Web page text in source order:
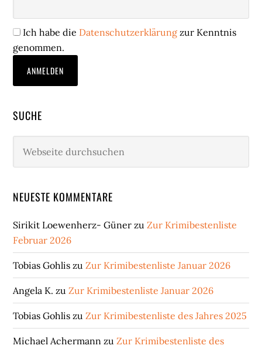
Ich habe die Datenschutzerklärung zur Kenntnis
genommen.
SUCHE
durchsuchen
NEUESTE KOMMENTARE
Sirikit Loewenherz- Güner zuZur Krimibestenliste
Februar 2026
Tobias Gohlis zuZur Krimibestenliste Januar 2026
Angela K. zuZur Krimibestenliste Januar 2026
Tobias Gohlis zuZur Krimibestenliste des Jahres 2025
Michael Achermann zuZur Krimibestenliste des